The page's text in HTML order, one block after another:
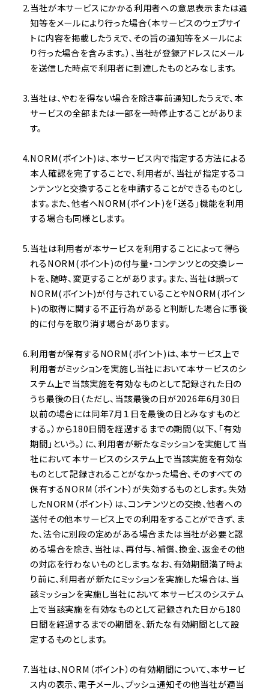
当社が本サービスにかかる利用者への意思表示または通
知等をメールにより行った場合（本サービスのウェブサイ
トに内容を掲載したうえで、その旨の通知等をメールによ
り行った場合を含みます。）、当社が登録アドレスにメール
を送信した時点で利用者に到達したものとみなします。
当社は、やむを得ない場合を除き事前通知したうえで、本
サービスの全部または一部を一時停止することがありま
す。
NORM(ポイント)は、本サービス内で指定する方法による
本人確認を完了することで、利用者が、当社が指定するコ
ンテンツと交換することを申請することができるものとし
ます。また、他者へNORM(ポイント)を「送る」機能を利用
する場合も同様とします。
当社は利用者が本サービスを利用することによって得ら
れるNORM(ポイント)の付与量・コンテンツとの交換レー
トを、随時、変更することがあります。また、当社は誤って
NORM(ポイント)が付与されていることやNORM(ポイン
ト)の取得に関する不正行為があると判断した場合に事後
的に付与を取り消す場合があります。
利用者が保有するNORM(ポイント)は、本サービス上で
利用者がミッションを実施し当社において本サービスのシ
ステム上で当該実施を有効なものとして記録された日の
うち最後の日（ただし、当該最後の日が2026年6月30日
以前の場合には同年7月１日を最後の日とみなすものと
する。）から180日間を経過するまでの期間（以下、「有効
期間」という。）に、利用者が新たなミッションを実施して当
社において本サービスのシステム上で当該実施を有効な
ものとして記録されることがなかった場合、そのすべての
保有するNORM（ポイント）が失効するものとします。失効
したNORM（ポイント）は、コンテンツとの交換、他者への
送付その他本サービス上での利用をすることができず、ま
た、法令に別段の定めがある場合または当社が必要と認
める場合を除き、当社は、再付与、補償、換金、返金その他
の対応を行わないものとします。なお、有効期間満了時よ
り前に、利用者が新たにミッションを実施した場合は、当
該ミッションを実施し当社において本サービスのシステム
上で当該実施を有効なものとして記録された日から180
日間を経過するまでの期間を、新たな有効期間として設
定するものとします。
当社は、NORM（ポイント）の有効期間について、本サービ
ス内の表示、電子メール、プッシュ通知その他当社が適当